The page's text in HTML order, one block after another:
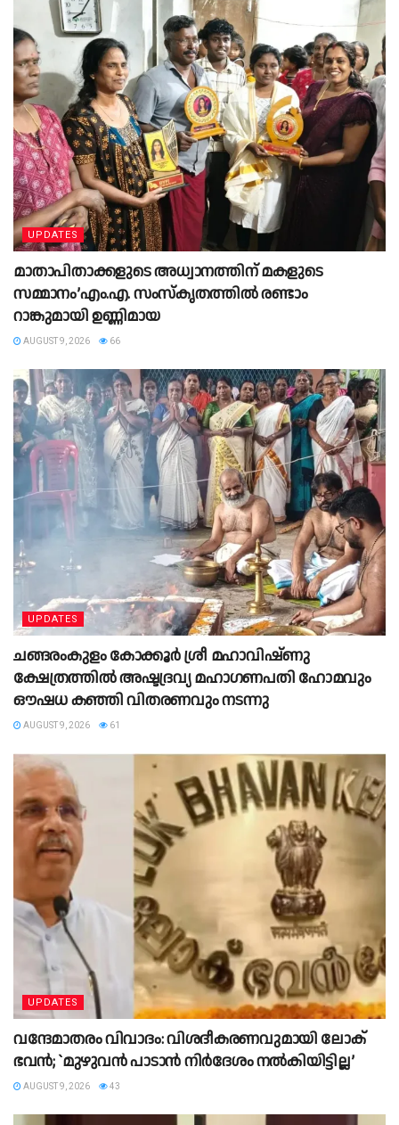
UPDATES
മാതാപിതാക്കളുടെ അധ്വാനത്തിന് മകളുടെ
സമ്മാനം’എം.എ. സംസ്കൃതത്തിൽ രണ്ടാം
റാങ്കുമായി ഉണ്ണിമായ
AUGUST 9, 2026 66
UPDATES
ചങ്ങരംകുളം കോക്കൂർ ശ്രീ മഹാവിഷ്ണു
ക്ഷേത്രത്തിൽ അഷ്ടദ്രവ്യ മഹാഗണപതി ഹോമവും
ഔഷധ കഞ്ഞി വിതരണവും നടന്നു
AUGUST 9, 2026 61
UPDATES
വന്ദേമാതരം വിവാദം: വിശദീകരണവുമായി ലോക്
ഭവൻ; `മുഴുവൻ പാടാൻ നിർദേശം നൽകിയിട്ടില്ല’
AUGUST 9, 2026 43